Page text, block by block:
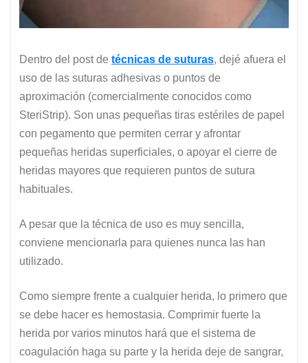
Dentro del post de técnicas de suturas, dejé afuera el
uso de las suturas adhesivas o puntos de
aproximación (comercialmente conocidos como
SteriStrip). Son unas pequeñas tiras estériles de papel
con pegamento que permiten cerrar y afrontar
pequeñas heridas superficiales, o apoyar el cierre de
heridas mayores que requieren puntos de sutura
habituales.
A pesar que la técnica de uso es muy sencilla,
conviene mencionarla para quienes nunca las han
utilizado.
Como siempre frente a cualquier herida, lo primero que
se debe hacer es hemostasia. Comprimir fuerte la
herida por varios minutos hará que el sistema de
coagulación haga su parte y la herida deje de sangrar,